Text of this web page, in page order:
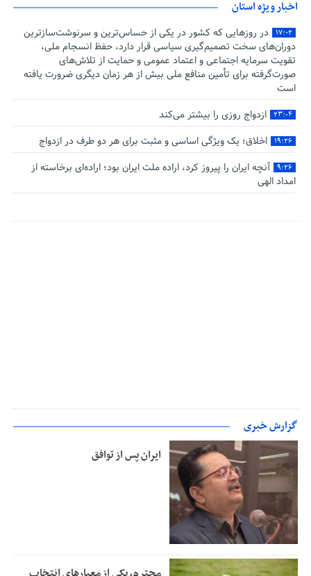
اخبار ویژه استان
۱۷:۰۲
در روزهایی که کشور در یکی از حساس‌ترین و سرنوشت‌سازترین
دوران‌های سخت تصمیم‌گیری سیاسی قرار دارد، حفظ انسجام ملی،
تقویت سرمایه اجتماعی و اعتماد عمومی و حمایت از تلاش‌های
صورت‌گرفته برای تأمین منافع ملی بیش از هر زمان دیگری ضرورت یافته
است
۲۳:۰۴ ازدواج روزی را بیشتر می‌کند
۱۹:۲۶ اخلاق؛ یک ویژگی اساسی و مثبت برای هر دو طرف در ازدواج
۹:۲۶
آنچه ایران را پیروز کرد، اراده ملت ایران بود؛ اراده‌ای برخاسته از
امداد الهی
گزارش خبری
ایران پس از توافق